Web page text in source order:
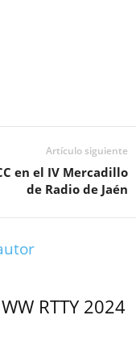
Artículo siguiente
en el IV Mercadillo
de Radio de Jaén
RTTY 2024